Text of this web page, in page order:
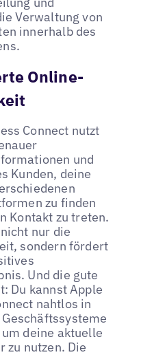
Verwaltung von
innerhalb des
Online-
Connect nutzt
und
Kunden, deine
zu finden
Kontakt zu treten.
nur die
sondern fördert
Und die gute
Du kannst Apple
nahtlos in
deine aktuelle
zu nutzen. Die